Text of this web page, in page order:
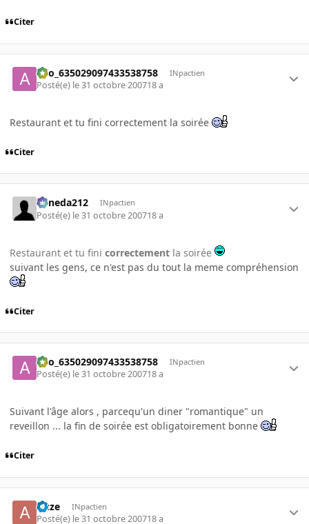
Citer
ano_635029097433538758 INpactien
Posté(e) le 31 octobre 200718 a
Restaurant et tu fini correctement la soirée
Citer
keneda212 INpactien
Posté(e) le 31 octobre 200718 a
Restaurant et tu fini correctement la soirée
suivant les gens, ce n'est pas du tout la meme compréhension
Citer
ano_635029097433538758 INpactien
Posté(e) le 31 octobre 200718 a
Suivant l'âge alors , parcequ'un diner "romantique" un
reveillon ... la fin de soirée est obligatoirement bonne
Citer
Auze INpactien
Posté(e) le 31 octobre 200718 a